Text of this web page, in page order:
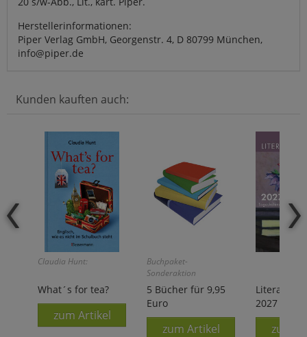
Herstellerinformationen:
Piper Verlag GmbH, Georgenstr. 4, D 80799 München,
info@piper.de
Kunden kauften auch:
Claudia Hunt:
What´s for tea?
zum Artikel
Buchpaket-
Sonderaktion
5 Bücher für 9,95
Euro
zum Artikel
2027
zum